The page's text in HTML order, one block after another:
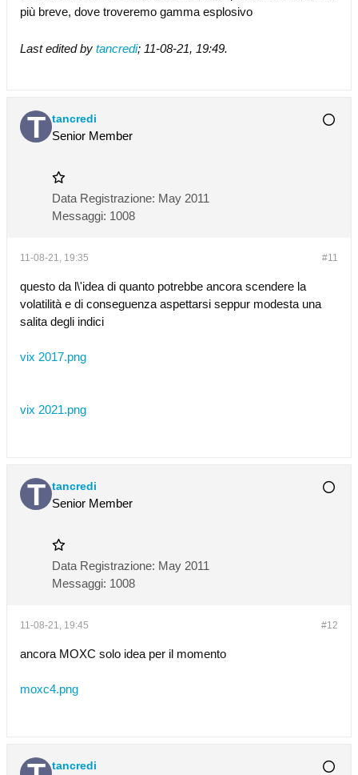
più breve, dove troveremo gamma esplosivo
Last edited by tancredi; 11-08-21, 19:49.
tancredi
Senior Member
Data Registrazione: May 2011
Messaggi: 1008
#11
11-08-21, 19:35
questo da l\'idea di quanto potrebbe ancora scendere la
volatilità e di conseguenza aspettarsi seppur modesta una
salita degli indici
vix 2017.png
vix 2021.png
tancredi
Senior Member
Data Registrazione: May 2011
Messaggi: 1008
#12
11-08-21, 19:45
ancora MOXC solo idea per il momento
moxc4.png
tancredi